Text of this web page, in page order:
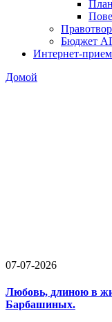
Бюджет
Интернет-
Домой
07-07-2026
Любовь, длиною в
Барбашиных.